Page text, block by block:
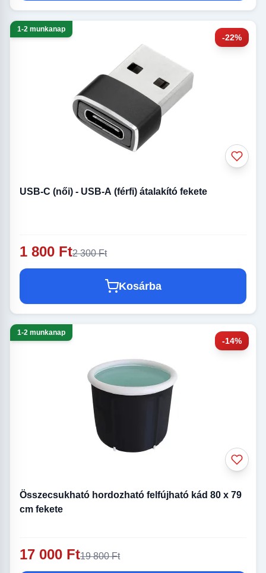
-22%
1-2 munkanap
USB-C (női) - USB-A (férfi) átalakító fekete
1 800 Ft2 300 Ft
Kosárba
-14%
1-2 munkanap
Összecsukható hordozható felfújható kád 80 x 79
cm fekete
17 000 Ft19 800 Ft